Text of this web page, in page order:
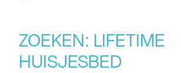
ZOEKEN: LIFETIME
HUISJESBED